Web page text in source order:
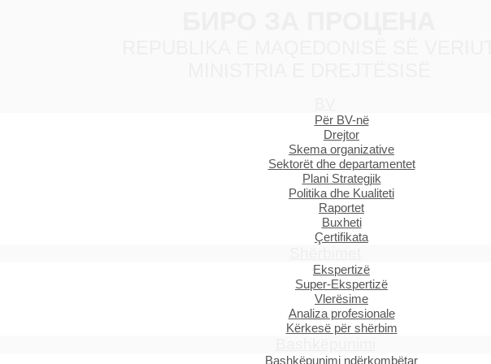
Për BV-në
Drejtor
Skema organizative
Sektorët dhe departamentet
Plani Strategjik
Politika dhe Kualiteti
Raportet
Buxheti
Çertifikata
Ekspertizë
Super-Ekspertizë
Vlerësime
Analiza profesionale
Kërkesë për shërbim
Bashkëpunimi ndërkombëtar